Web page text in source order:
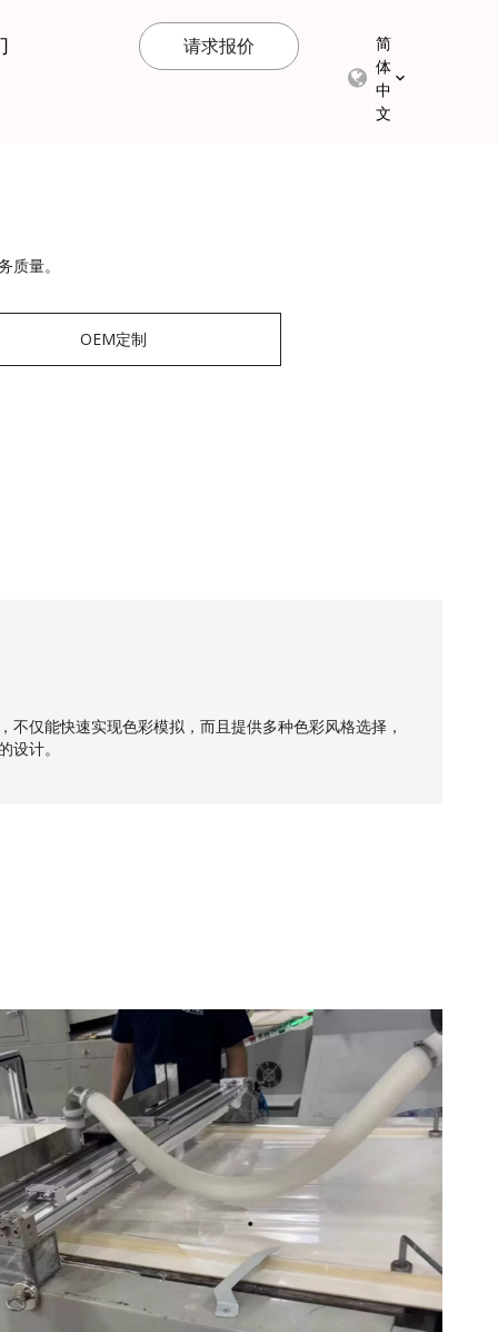
请求报价
简
体
中
文
质量。
OEM定制
不仅能快速实现色彩模拟，而且提供多种色彩风格选择，
设计。